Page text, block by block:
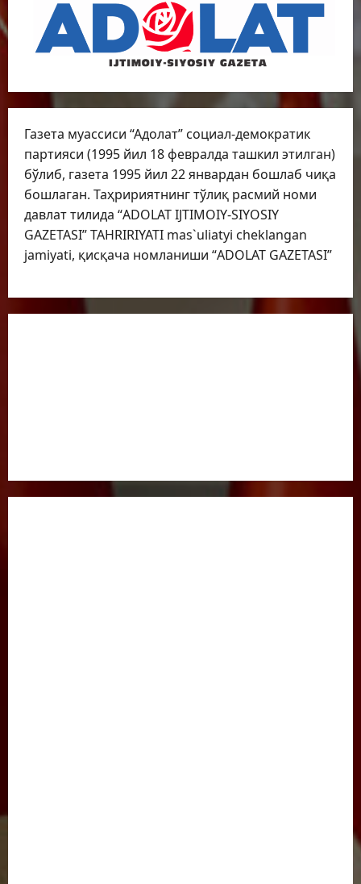
Газета муассиси “Адолат” социал-демократик
партияси (1995 йил 18 февралда ташкил этилган)
бўлиб, газета 1995 йил 22 январдан бошлаб чиқа
бошлаган. Таҳририятнинг тўлиқ расмий номи
давлат тилида “ADOLAT IJTIMOIY-SIYOSIY
GAZETASI” TAHRIRIYATI mas`uliatyi cheklangan
jamiyati, қисқача номланиши “ADOLAT GAZETASI”